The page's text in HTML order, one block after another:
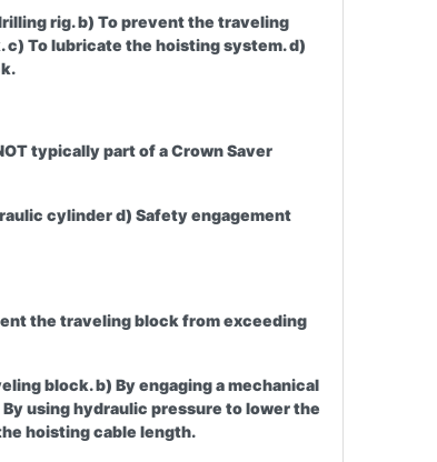
rig. b) To prevent the traveling
To lubricate the hoisting system. d)
typically part of a Crown Saver
cylinder d) Safety engagement
the traveling block from exceeding
block. b) By engaging a mechanical
using hydraulic pressure to lower the
hoisting cable length.